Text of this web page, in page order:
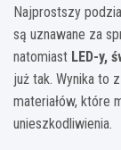
Najprostszy
są uznawane za
natomiast LED-y,
już tak. Wynika to
materiałów, które
unieszkodliwienia.